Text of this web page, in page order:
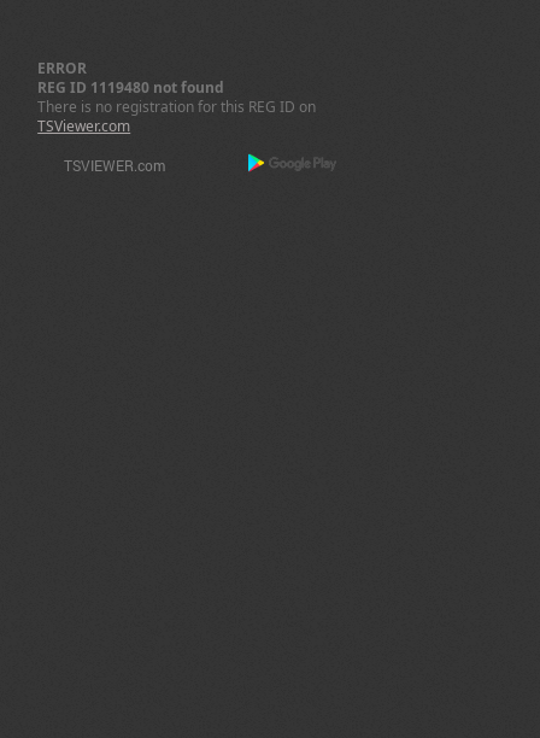
ERROR
REG ID 1119480 not found
There is no registration for this REG ID on
TSViewer.com